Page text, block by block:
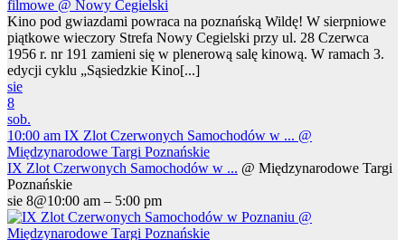
Kino pod gwiazdami powraca na poznańską Wildę! W sierpniowe
piątkowe wieczory Strefa Nowy Cegielski przy ul. 28 Czerwca
1956 r. nr 191 zamieni się w plenerową salę kinową. W ramach 3.
edycji cyklu „Sąsiedzkie Kino[...]
sie
8
sob.
10:00 am IX Zlot Czerwonych Samochodów w ... @
Międzynarodowe Targi Poznańskie
IX Zlot Czerwonych Samochodów w ... @ Międzynarodowe Targi
Poznańskie
sie 8@10:00 am – 5:00 pm